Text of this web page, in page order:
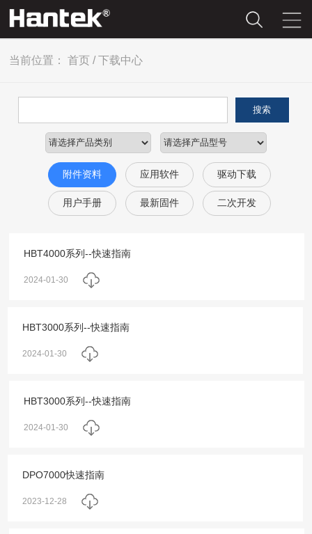
当前位置： 首页 /下载中心
搜索
附件资料 应用软件 驱动下载
用户手册 最新固件 二次开发
HBT4000系列--快速指南
2024-01-30
HBT3000系列--快速指南
2024-01-30
HBT3000系列--快速指南
2024-01-30
DPO7000快速指南
2023-12-28